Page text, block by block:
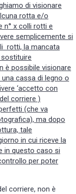
di visionare
rotta e/o
n° x colli rotti e
semplicemente si
rotti, la mancata
è possibile visionare
cassa di legno o
‘accetto con
corriere )
(che va
ma dopo
tale
in cui riceve la
in questo caso si
per poter
corriere, non è